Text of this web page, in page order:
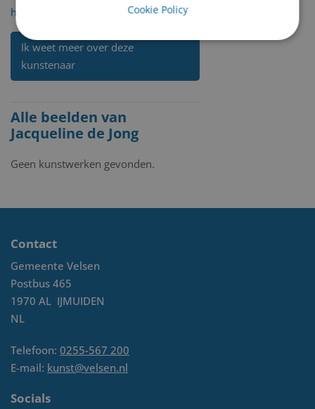
http://www.jacquelinedejong.com/
Ik weet meer over deze
kunstenaar
Alle beelden van
Jacqueline de Jong
Geen kunstwerken gevonden.
Contact
Gemeente Velsen
Postbus 465
1970 AL IJMUIDEN
NL
Telefoon: 0255-567 200
E-mail: kunst@velsen.nl
Socials
Cookie Policy